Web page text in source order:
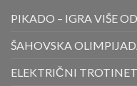
PIKADO – IGRA VIŠE
ŠAHOVSKA
ELEKTRIČNI